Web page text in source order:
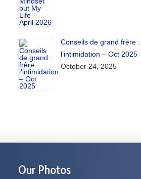
Conseils de grand frère :
l’intimidation – Oct 2025
October 24, 2025
Our Photos